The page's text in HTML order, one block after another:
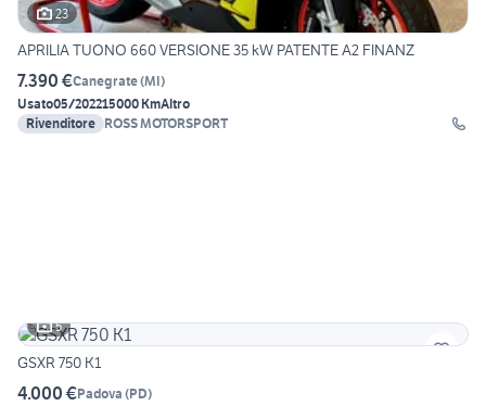
23
APRILIA TUONO 660 VERSIONE 35 kW PATENTE A2 FINANZ
7.390 €Canegrate(MI)
Usato05/202215000 KmAltro
Rivenditore ROSS MOTORSPORT
5
GSXR 750 K1
4.000 €Padova (PD)